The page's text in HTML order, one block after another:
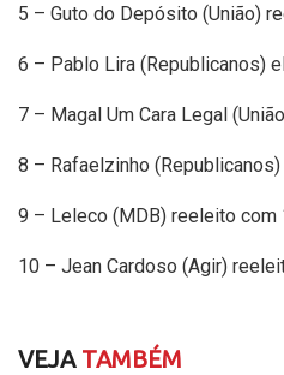
5 – Guto do Depósito (União)
6 – Pablo Lira (Republicanos)
7 – Magal Um Cara Legal
8 – Rafaelzinho
9 – Leleco (MDB) reeleito com
10 – Jean Cardoso (Agir)
VEJATAMBÉM